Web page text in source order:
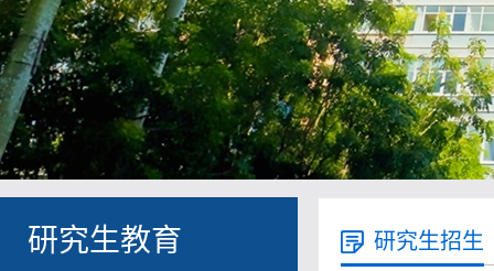
研究生教育 研究生招生